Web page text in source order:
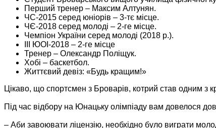
Перший тренер – Максим Алтунян.
ЧС-2015 серед юніорів – 3-тє місце.
ЧЄ-2018 серед молоді – 2-ге місце.
Чемпіон України серед молоді (2018 р.).
III ЮОI-2018 – 2-ге місце
Тренер – Олександр Поліщук.
Хобі – баскетбол.
Життєвий девіз: «Будь кращим!»
Цікаво, що спортсмен з Броварів, котрий став одним з
Під час відбору на Юнацьку олімпіаду вам довелося
– Аби завоювати ліцензію, необхідно було виграти